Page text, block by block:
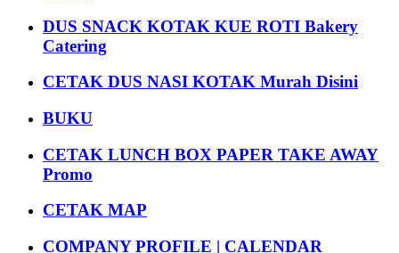
DUS SNACK KOTAK KUE ROTI Bakery
Catering
CETAK DUS NASI KOTAK Murah Disini
BUKU
CETAK LUNCH BOX PAPER TAKE AWAY
Promo
CETAK MAP
COMPANY PROFILE | CALENDAR